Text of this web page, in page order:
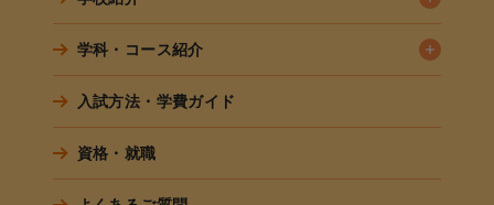
学科・コース紹介
入試方法・学費ガイド
資格・就職